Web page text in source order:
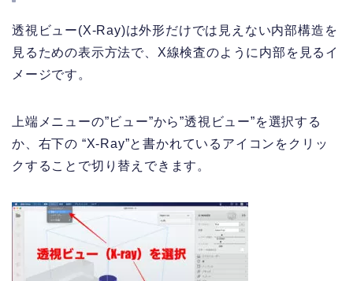
透視ビュー(X-Ray)は外形だけでは見えない内部構造を
見るための表示方法で、X線検査のように内部を見るイ
メージです。
上端メニューの”ビュー”から”透視ビュー”を選択する
か、右下の “X-Ray”と書かれているアイコンをクリッ
クすることで切り替えできます。